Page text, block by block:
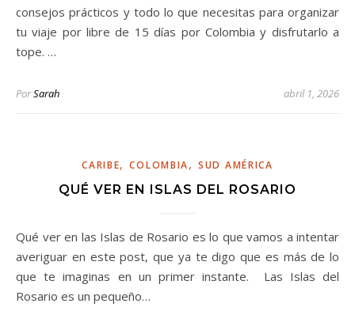
consejos prácticos y todo lo que necesitas para organizar
tu viaje por libre de 15 días por Colombia y disfrutarlo a
tope. …
PorSarah abril 1, 2026
CARIBE,COLOMBIA,SUD AMÉRICA
QUÉ VER EN ISLAS DEL ROSARIO
Qué ver en las Islas de Rosario es lo que vamos a intentar
averiguar en este post, que ya te digo que es más de lo
que te imaginas en un primer instante. Las Islas del
Rosario es un pequeño…